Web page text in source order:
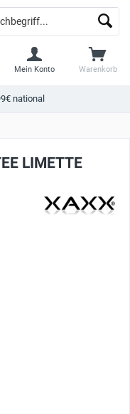
national
Warenkorb
Mein Konto
LIMETTE